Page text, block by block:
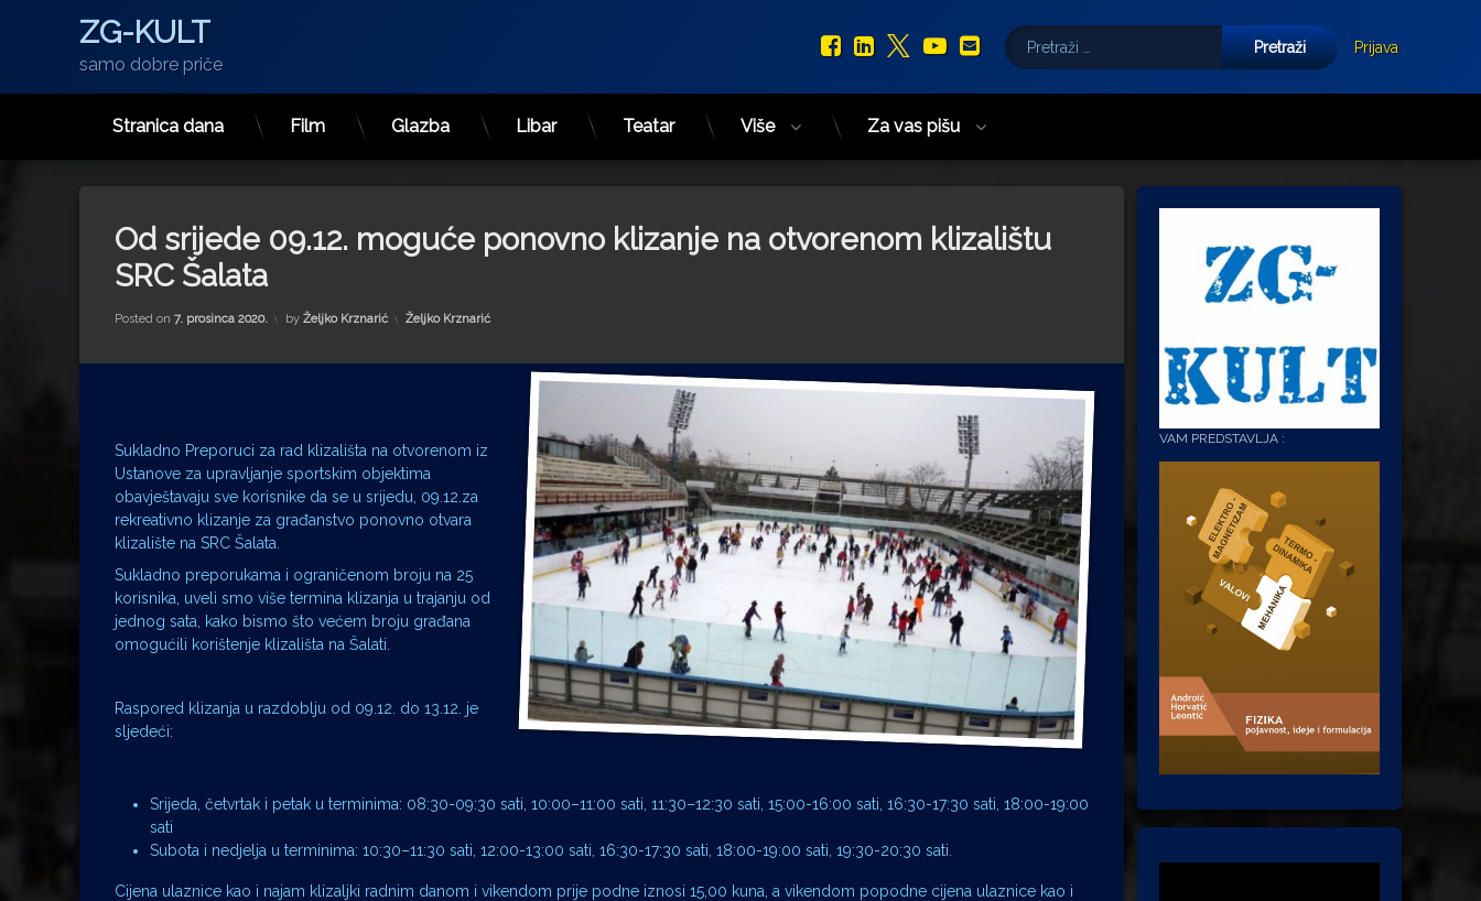
ZG-KULT
samo dobre priče
Facebook
LinkedIn
X.com
YouTube
E-mail
Pretraži:
Prijava
Stranica dana Film Glazba Libar Teatar Više Za vas pišu
Od srijede 09.12. moguće ponovno klizanje na otvorenom klizalištu
SRC Šalata
Posted on 7. prosinca 2020. by Željko Krznarić Kategorije:
Željko Krznarić
Sukladno Preporuci za rad klizališta na otvorenom iz
Ustanove za upravljanje sportskim objektima
obavještavaju sve korisnike da se u srijedu, 09.12.za
rekreativno klizanje za građanstvo ponovno otvara
klizalište na SRC Šalata.
Sukladno preporukama i ograničenom broju na 25
korisnika, uveli smo više termina klizanja u trajanju od
jednog sata, kako bismo što većem broju građana
omogućili korištenje klizališta na Šalati.
Raspored klizanja u razdoblju od 09.12. do 13.12. je
sljedeći:
Srijeda, četvrtak i petak u terminima: 08:30-09:30 sati, 10:00–11:00 sati, 11:30–12:30 sati, 15:00-16:00 sati, 16:30-17:30 sati, 18:00-19:00
sati
Subota i nedjelja u terminima: 10:30–11:30 sati, 12:00-13:00 sati, 16:30-17:30 sati, 18:00-19:00 sati, 19:30-20:30 sati.
Cijena ulaznice kao i najam klizaljki radnim danom i vikendom prije podne iznosi 15,00 kuna, a vikendom popodne cijena ulaznice kao i
VAM PREDSTAVLJA :